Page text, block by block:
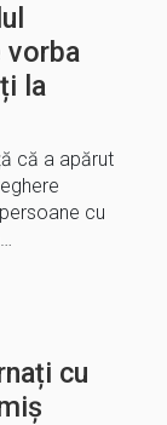
vorba
la
că a apărut
cu
cu